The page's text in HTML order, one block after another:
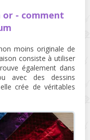
- comment
moins originale de
consiste à utiliser
également dans
avec des dessins
crée de véritables